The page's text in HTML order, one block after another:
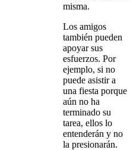
misma.
Los amigos
también pueden
apoyar sus
esfuerzos. Por
ejemplo, si no
puede asistir a
una fiesta porque
aún no ha
terminado su
tarea, ellos lo
entenderán y no
la presionarán.